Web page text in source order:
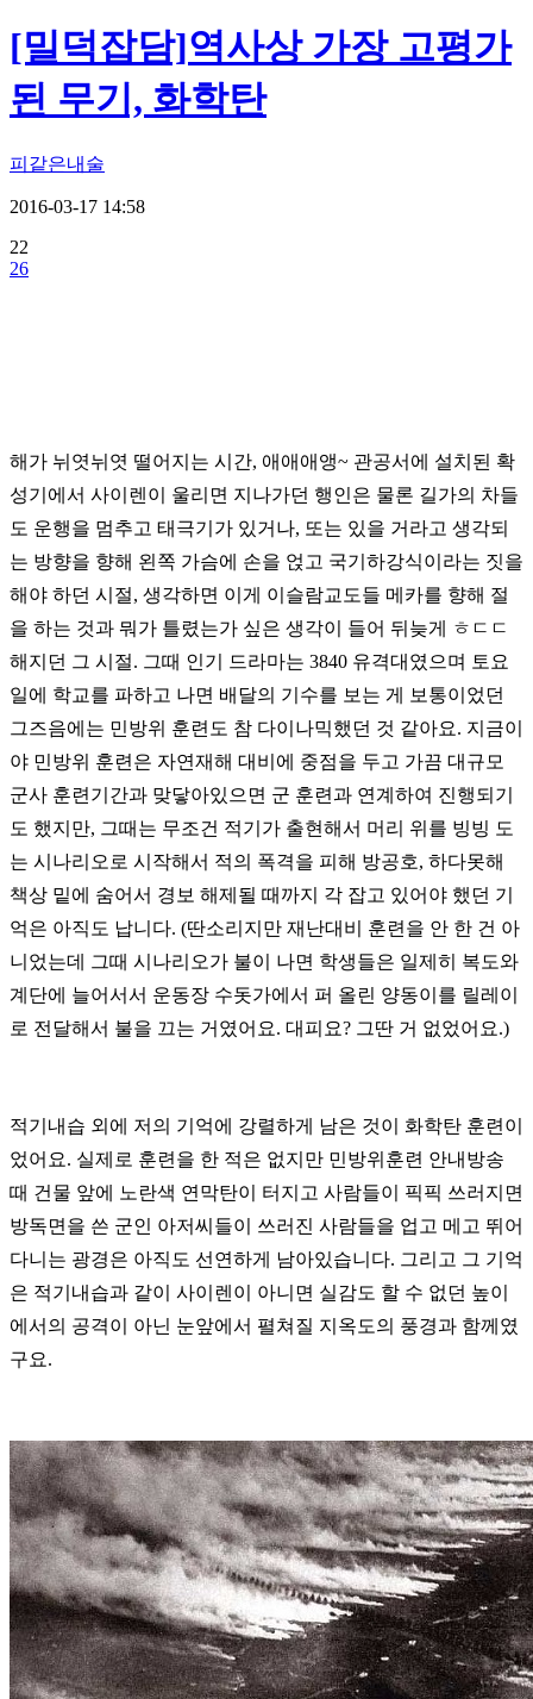
[밀덕잡담]역사상 가장 고평가
된 무기, 화학탄
피같은내술
2016-03-17 14:58
22
26
해가 뉘엿뉘엿 떨어지는 시간, 애애애앵~ 관공서에 설치된 확
성기에서 사이렌이 울리면 지나가던 행인은 물론 길가의 차들
도 운행을 멈추고 태극기가 있거나, 또는 있을 거라고 생각되
는 방향을 향해 왼쪽 가슴에 손을 얹고 국기하강식이라는 짓을
해야 하던 시절, 생각하면 이게 이슬람교도들 메카를 향해 절
을 하는 것과 뭐가 틀렸는가 싶은 생각이 들어 뒤늦게 ㅎㄷㄷ
해지던 그 시절. 그때 인기 드라마는 3840 유격대였으며 토요
일에 학교를 파하고 나면 배달의 기수를 보는 게 보통이었던
그즈음에는 민방위 훈련도 참 다이나믹했던 것 같아요. 지금이
야 민방위 훈련은 자연재해 대비에 중점을 두고 가끔 대규모
군사 훈련기간과 맞닿아있으면 군 훈련과 연계하여 진행되기
도 했지만, 그때는 무조건 적기가 출현해서 머리 위를 빙빙 도
는 시나리오로 시작해서 적의 폭격을 피해 방공호, 하다못해
책상 밑에 숨어서 경보 해제될 때까지 각 잡고 있어야 했던 기
억은 아직도 납니다. (딴소리지만 재난대비 훈련을 안 한 건 아
니었는데 그때 시나리오가 불이 나면 학생들은 일제히 복도와
계단에 늘어서서 운동장 수돗가에서 퍼 올린 양동이를 릴레이
로 전달해서 불을 끄는 거였어요. 대피요? 그딴 거 없었어요.)
적기내습 외에 저의 기억에 강렬하게 남은 것이 화학탄 훈련이
었어요. 실제로 훈련을 한 적은 없지만 민방위훈련 안내방송
때 건물 앞에 노란색 연막탄이 터지고 사람들이 픽픽 쓰러지면
방독면을 쓴 군인 아저씨들이 쓰러진 사람들을 업고 메고 뛰어
다니는 광경은 아직도 선연하게 남아있습니다. 그리고 그 기억
은 적기내습과 같이 사이렌이 아니면 실감도 할 수 없던 높이
에서의 공격이 아닌 눈앞에서 펼쳐질 지옥도의 풍경과 함께였
구요.